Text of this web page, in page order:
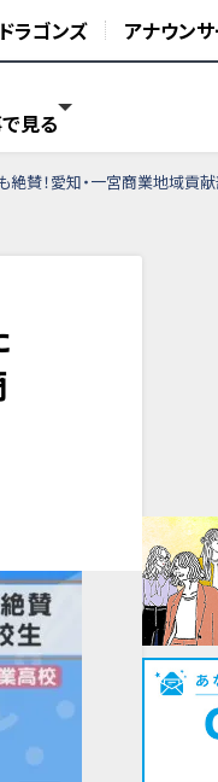
ドラゴンズ アナウン
見る
賛！愛知・一宮商業地域貢献